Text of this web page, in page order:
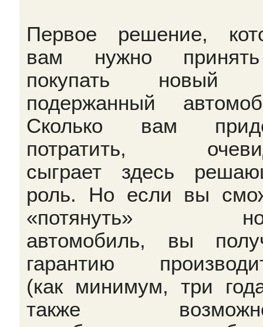
Первое решение,
вам нужно
покупать новый
подержанный
Сколько вам
потратить,
сыграет здесь
роль. Но если вы
«потянуть»
автомобиль, вы
гарантию
(как минимум, три
также